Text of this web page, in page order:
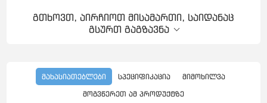
გთხოვთ, აირჩიოთ მისამართი, საიდანაც
გსურთ გაგზავნა
მახასიათებლები სპეციფიკაცია
მიმოხილვა
მოგვწერეთ ამ პროდუქტზე